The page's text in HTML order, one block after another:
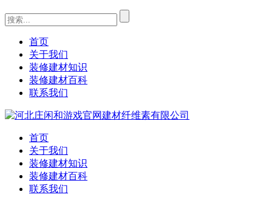
首页
关于我们
装修建材知识
装修建材百科
联系我们
首页
关于我们
装修建材知识
装修建材百科
联系我们